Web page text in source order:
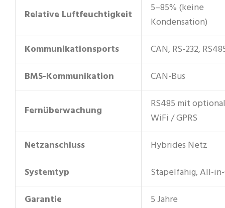
Relative Luftfeuchtigkeit
5–85% (keine
Kondensation)
Kommunikationsports
CAN, RS-232,
BMS-Kommunikation
CAN-Bus
Fernüberwachung
RS485 mit
WiFi / GPRS
Netzanschluss
Hybrides Netz
Systemtyp
Stapelfähig, All-
Garantie
5 Jahre